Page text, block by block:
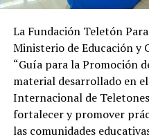
La Fundación Teletón
Ministerio de Educación y
“Guía para la Promoción
material desarrollado en
Internacional de
fortalecer y promover
las comunidades